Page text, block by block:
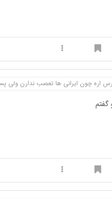
اره چون ایرانی ها تعصب ندارن ولی